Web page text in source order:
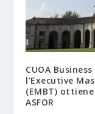
CUOA
l’Executive
(EMBT)
ASFOR